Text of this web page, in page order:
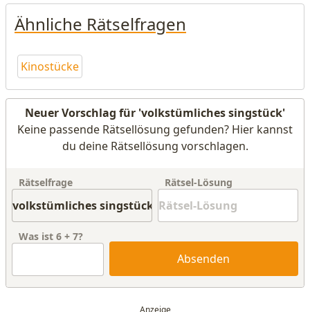
Ähnliche Rätselfragen
Kinostücke
Neuer Vorschlag für 'volkstümliches singstück'
Keine passende Rätsellösung gefunden? Hier kannst
du deine Rätsellösung vorschlagen.
Rätselfrage Rätsel-Lösung
Was ist 6 + 7?
Absenden